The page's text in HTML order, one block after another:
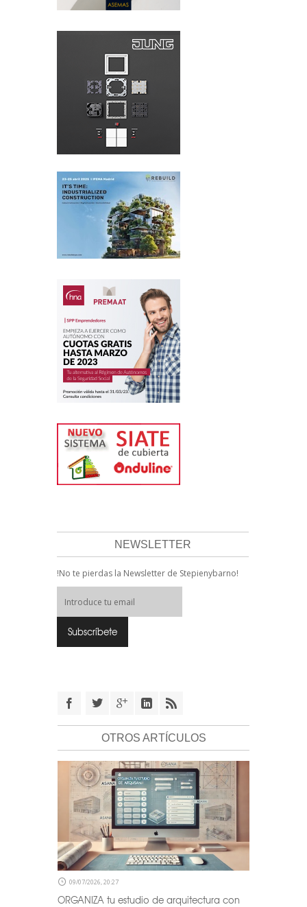
NEWSLETTER
!No te pierdas la Newsletter de Stepienybarno!
OTROS ARTÍCULOS
09/07/2026, 20:27
ORGANIZA tu estudio de arquitectura con